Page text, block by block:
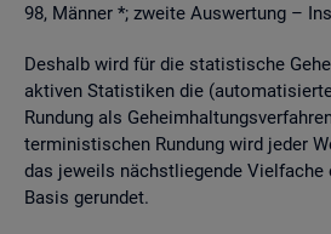
98, Män­ner *; zwei­te Aus­wer­tung –
Des­halb wird für die sta­tis­ti­sche
ak­ti­ven Sta­tis­ti­ken die
Run­dung als
ter­mi­nis­ti­schen Run­dung wird jeder
das je­weils nächst­lie­gen­de Viel­fa­che
Basis ge­run­det.